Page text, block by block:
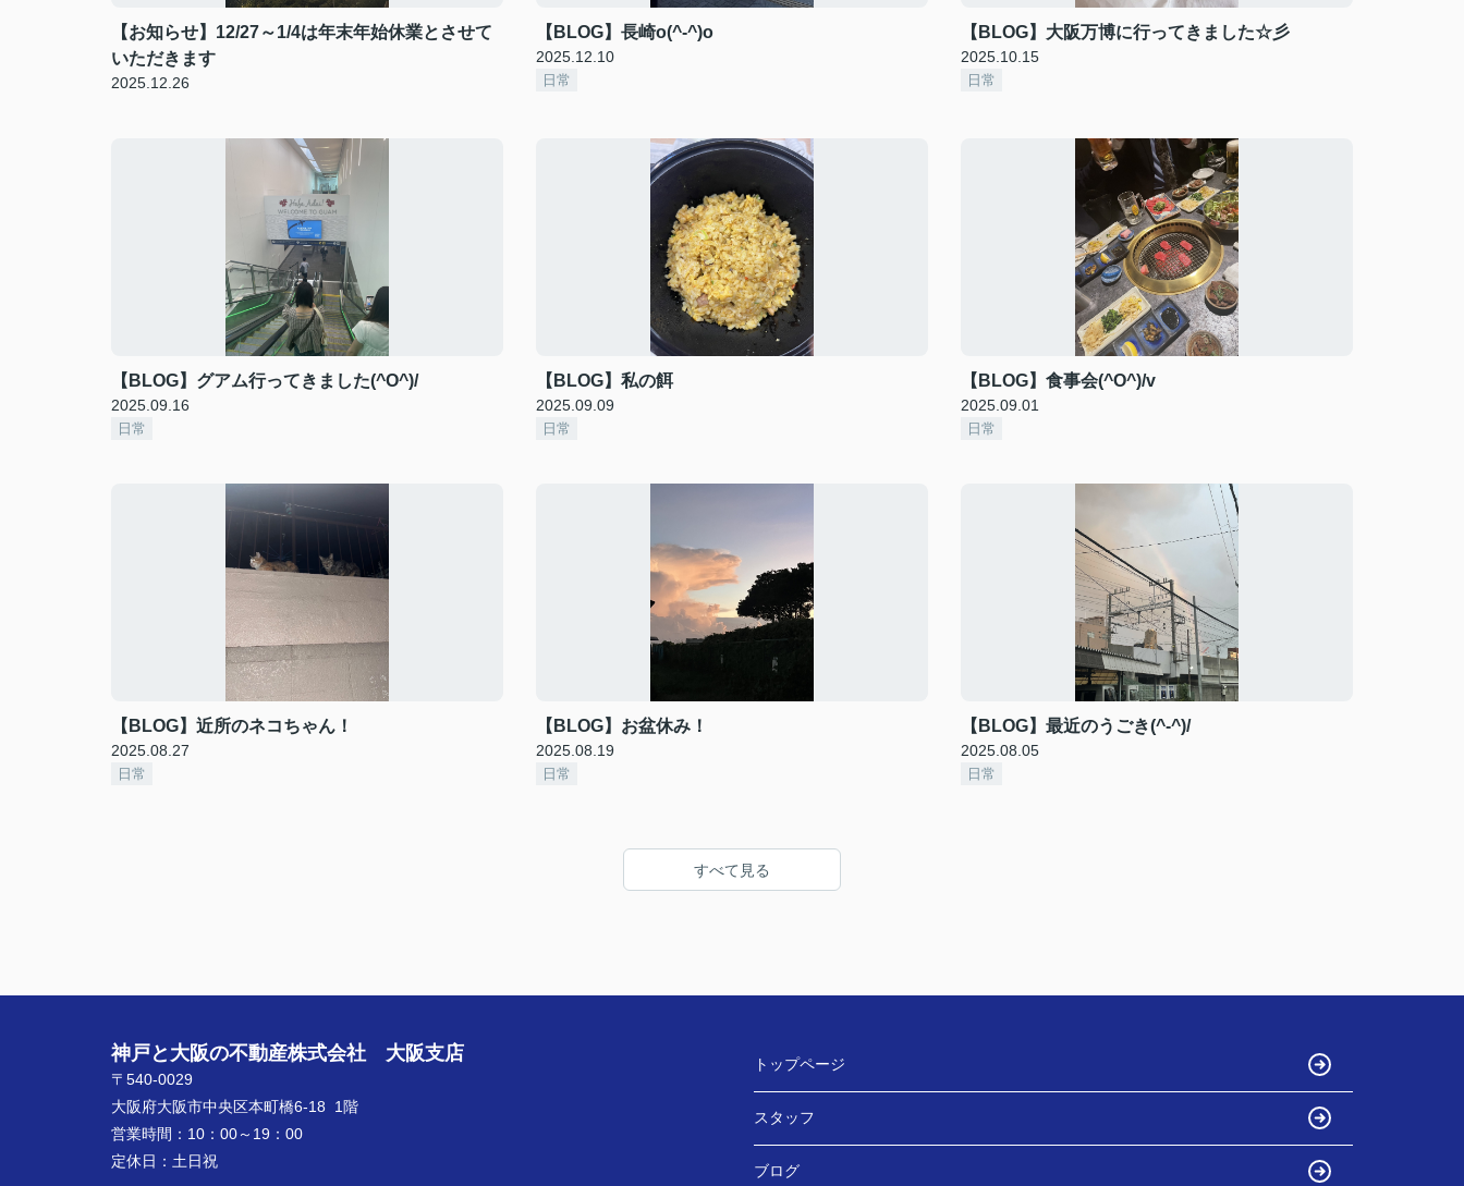
【お知らせ】12/27～1/4は年末年始休業とさせて
いただきます
2025.12.26
【BLOG】長崎o(^-^)o
2025.12.10
日常
【BLOG】大阪万博に行ってきました☆彡
2025.10.15
日常
【BLOG】グアム行ってきました(^O^)/
2025.09.16
日常
【BLOG】私の餌
2025.09.09
日常
【BLOG】食事会(^O^)/v
2025.09.01
日常
【BLOG】近所のネコちゃん！
2025.08.27
日常
【BLOG】お盆休み！
2025.08.19
日常
【BLOG】最近のうごき(^-^)/
2025.08.05
日常
すべて見る
神戸と大阪の不動産株式会社 大阪支店
〒540-0029
大阪府大阪市中央区本町橋6-18 1階
営業時間： 10：00～19：00
定休日： 土日祝
トップページ
スタッフ
ブログ